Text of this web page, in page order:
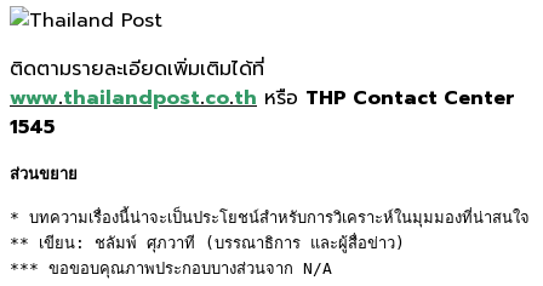
ติดตามรายละเอียดเพิ่มเติมได้ที่
www.thailandpost.co.th หรือ THP Contact Center
1545
ส่วนขยาย
* บทความเรื่องนี้น่าจะเป็นประโยชน์สำหรับการวิเคราะห์ในมุมมองที่น่าสนใจ
** เขียน: ชลัมพ์ ศุภวาที (บรรณาธิการ และผู้สื่อข่าว)
*** ขอขอบคุณภาพประกอบบางส่วนจาก N/A